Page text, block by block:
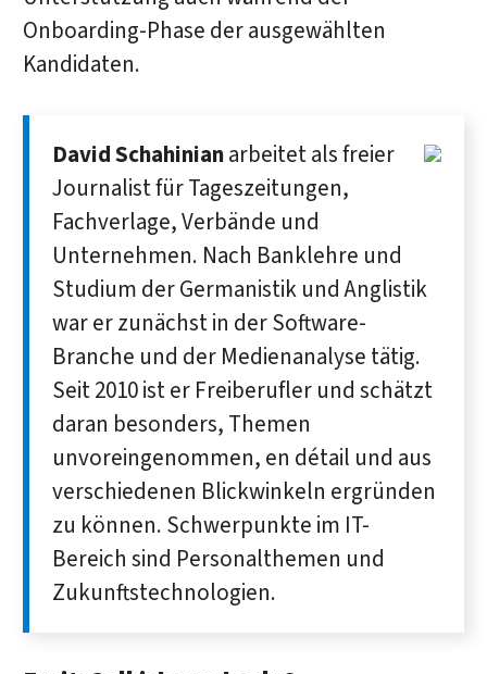
Onboarding-Phase der ausgewählten
Kandidaten.
David Schahinianarbeitet als freier
Journalist für Tageszeitungen,
Fachverlage, Verbände und
Unternehmen. Nach Banklehre und
Studium der Germanistik und Anglistik
war er zunächst in der Software-
Branche und der Medienanalyse tätig.
Seit 2010 ist er Freiberufler und schätzt
daran besonders, Themen
unvoreingenommen, en détail und aus
verschiedenen Blickwinkeln ergründen
zu können. Schwerpunkte im IT-
Bereich sind Personalthemen und
Zukunftstechnologien.